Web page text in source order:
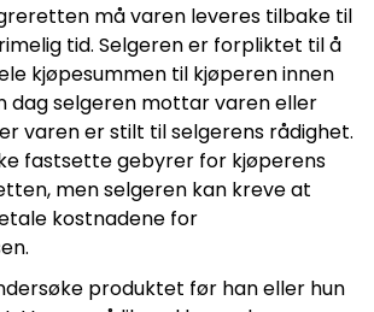
må varen leveres tilbake til
tid. Selgeren er forpliktet til å
kjøpesummen til kjøperen innen
dag selgeren mottar varen eller
varen er stilt til selgerens rådighet.
fastsette gebyrer for kjøperens
men selgeren kan kreve at
kostnadene for
produktet før han eller hun